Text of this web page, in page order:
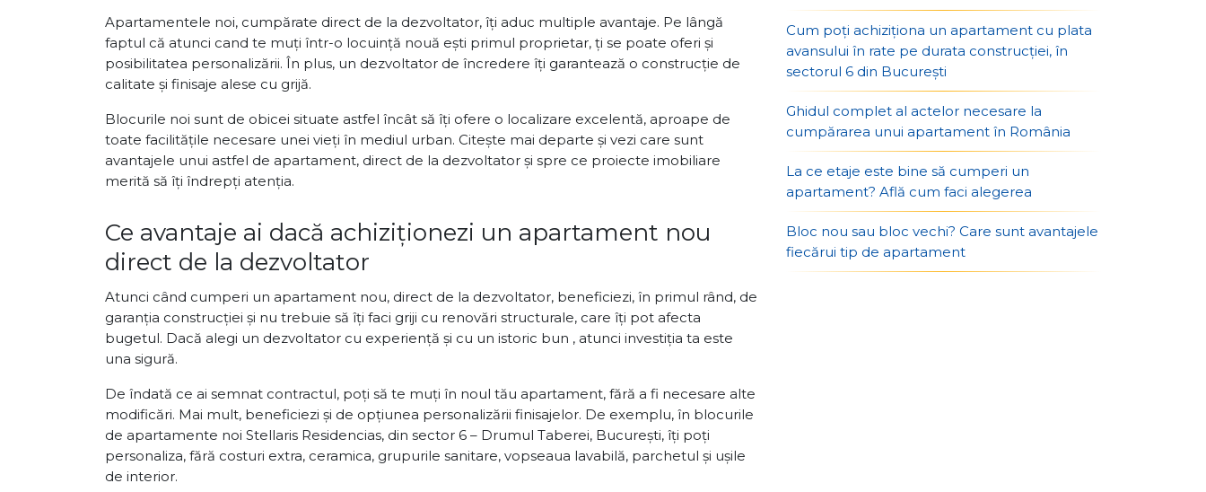
Apartamentele noi, cumpărate direct de la dezvoltator, îți aduc multiple avantaje. Pe lângă
faptul că atunci cand te muți într-o locuință nouă ești primul proprietar, ți se poate oferi și
posibilitatea personalizării. În plus, un dezvoltator de încredere îți garantează o construcție de
calitate și finisaje alese cu grijă.
Blocurile noi sunt de obicei situate astfel încât să îți ofere o localizare excelentă, aproape de
toate facilitățile necesare unei vieți în mediul urban. Citește mai departe și vezi care sunt
avantajele unui astfel de apartament, direct de la dezvoltator și spre ce proiecte imobiliare
merită să îți îndrepți atenția.
Ce avantaje ai dacă achiziționezi un apartament nou
direct de la dezvoltator
Atunci când cumperi un apartament nou, direct de la dezvoltator, beneficiezi, în primul rând, de
garanția construcției și nu trebuie să îți faci griji cu renovări structurale, care îți pot afecta
bugetul. Dacă alegi un dezvoltator cu experiență și cu un istoric bun , atunci investiția ta este
una sigură.
De îndată ce ai semnat contractul, poți să te muți în noul tău apartament, fără a fi necesare alte
modificări. Mai mult, beneficiezi și de opțiunea personalizării finisajelor. De exemplu, în blocurile
de apartamente noi Stellaris Residencias, din sector 6 – Drumul Taberei, București, îți poți
personaliza, fără costuri extra, ceramica, grupurile sanitare, vopseaua lavabilă, parchetul și ușile
de interior.
Cum poți achiziționa un apartament cu plata
avansului în rate pe durata construcției, în
sectorul 6 din București
Ghidul complet al actelor necesare la
cumpărarea unui apartament în România
La ce etaje este bine să cumperi un
apartament? Află cum faci alegerea
Bloc nou sau bloc vechi? Care sunt avantajele
fiecărui tip de apartament